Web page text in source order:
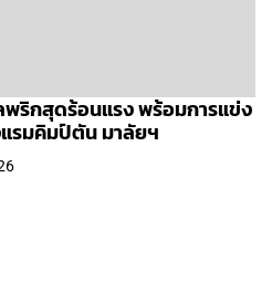
ริกสุดร้อนแรง พร้อมการแข่ง
รมคิมป์ตัน มาลัยฯ